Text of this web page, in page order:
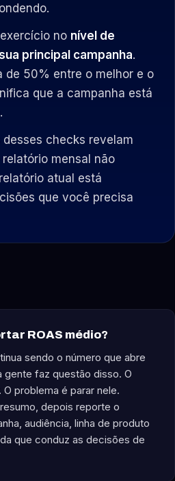
no nível de
principal campanha.
de 50% entre o melhor e o
que a campanha está
checks revelam
mensal não
atual está
que você precisa
ROAS médio?
sendo o número que abre
gente faz questão disso. O
problema é parar nele.
depois reporte o
audiência, linha de produto
que conduz as decisões de